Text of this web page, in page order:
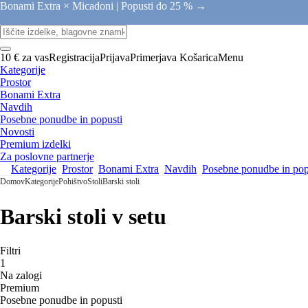
Bonami Extra × Micadoni | Popusti do 25 % →
10 € za vasRegistracijaPrijavaPrimerjava KošaricaMenu
Kategorije
Prostor
Bonami Extra
Navdih
Posebne ponudbe in popusti
Novosti
Premium izdelki
Za poslovne partnerje
Kategorije Prostor Bonami Extra Navdih Posebne ponudbe in
DomovKategorijePohištvoStoliBarski stoli
Barski stoli v setu
Filtri
1
Na zalogi
Premium
Posebne ponudbe in popusti